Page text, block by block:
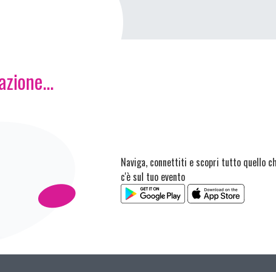
Naviga, connettiti e scopri tutto quello
c'è sul tuo evento